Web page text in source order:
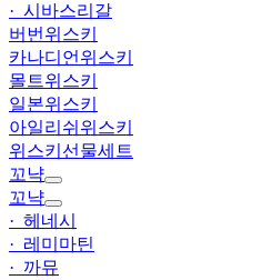
· 시바스리갈
버번위스키
카나디언위스키
몰트위스키
일본위스키
아일리쉬위스키
위스키선물세트
꼬냑
꼬냑
· 헤네시
· 레미마틴
· 까뮤